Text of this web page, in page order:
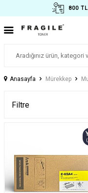
800
Anasayfa Mürekkep
Filtre